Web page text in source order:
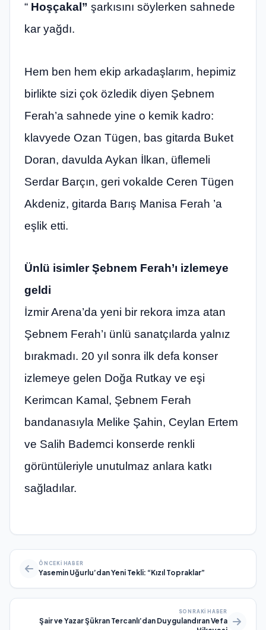
“ Hoşçakal” şarkısını söylerken sahnede
kar yağdı.
Hem ben hem ekip arkadaşlarım, hepimiz
birlikte sizi çok özledik diyen Şebnem
Ferah’a sahnede yine o kemik kadro:
klavyede Ozan Tügen, bas gitarda Buket
Doran, davulda Aykan İlkan, üflemeli
Serdar Barçın, geri vokalde Ceren Tügen
Akdeniz, gitarda Barış Manisa Ferah ’a
eşlik etti.
Ünlü isimler Şebnem Ferah’ı izlemeye
geldi
İzmir Arena’da yeni bir rekora imza atan
Şebnem Ferah’ı ünlü sanatçılarda yalnız
bırakmadı. 20 yıl sonra ilk defa konser
izlemeye gelen Doğa Rutkay ve eşi
Kerimcan Kamal, Şebnem Ferah
bandanasıyla Melike Şahin, Ceylan Ertem
ve Salih Bademci konserde renkli
görüntüleriyle unutulmaz anlara katkı
sağladılar.
ÖNCEKI HABER
Yasemin Uğurlu’dan Yeni Tekli: “Kızıl Topraklar”
SONRAKI HABER
Şair ve Yazar Şükran Tercanlı’dan Duygulandıran Vefa